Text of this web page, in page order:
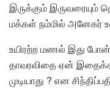
இருக்கும்
மக்கள் நம்மில் அனேகர்
உயிரற்ற மணல் இது
தாவரவிதை ஏன்
முடியாது ? என